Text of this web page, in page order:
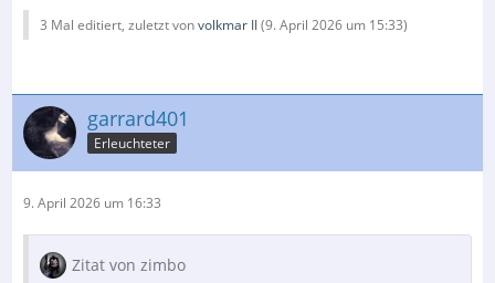
3 Mal editiert, zuletzt vonvolkmar II(9. April 2026 um 15:33)
garrard401
Erleuchteter
9. April 2026 um 16:33
Zitat von zimbo